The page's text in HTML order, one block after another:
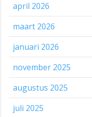
april 2026
maart 2026
januari 2026
november 2025
augustus 2025
juli 2025